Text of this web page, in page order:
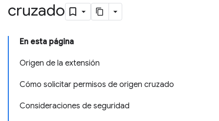
cruzado
En esta página
Origen de la extensión
Cómo solicitar permisos de origen cruzado
Consideraciones de seguridad